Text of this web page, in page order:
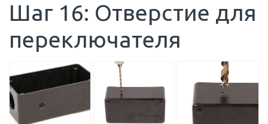
Шаг 16: Отверстие для
переключателя